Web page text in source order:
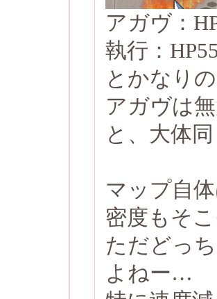
アガヴ：
執行：
とかなり
アガヴは
と、大体
マップ自
密度もそ
ただどっ
よねー…